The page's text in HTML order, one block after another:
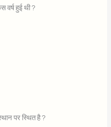
वर्ष हुई थी ?
पर स्थित है ?